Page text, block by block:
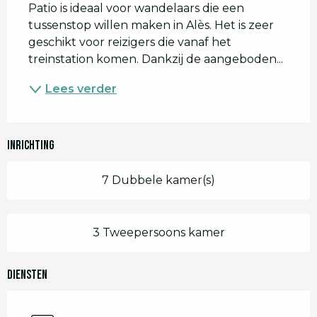
Patio is ideaal voor wandelaars die een
tussenstop willen maken in Alès. Het is zeer
geschikt voor reizigers die vanaf het
treinstation komen. Dankzij de aangeboden...
Lees verder
Inrichting
7 Dubbele kamer(s)
3 Tweepersoons kamer
Diensten